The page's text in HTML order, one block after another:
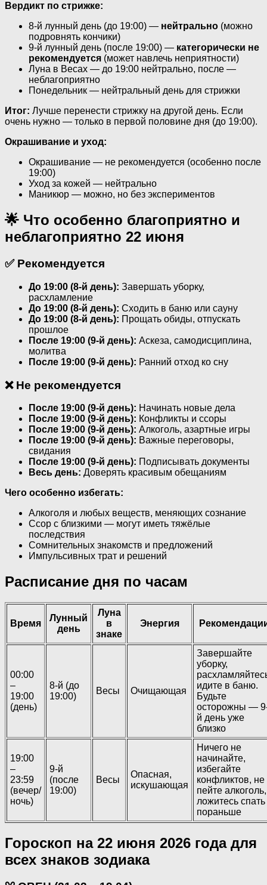
Вердикт по стрижке:
8-й лунный день (до 19:00) — нейтрально (можно
подровнять кончики)
9-й лунный день (после 19:00) — категорически не
рекомендуется (может навлечь неприятности)
Луна в Весах — до 19:00 нейтрально, после —
неблагоприятно
Понедельник — нейтральный день для стрижки
Итог: Лучше перенести стрижку на другой день. Если
очень нужно — только в первой половине дня (до 19:00).
Окрашивание и уход:
Окрашивание — не рекомендуется (особенно после
19:00)
Уход за кожей — нейтрально
Маникюр — можно, но без экспериментов
🌟 Что особенно благоприятно и
неблагоприятно 22 июня
✅ Рекомендуется
До 19:00 (8-й день): Завершать уборку,
расхламление
До 19:00 (8-й день): Сходить в баню или сауну
До 19:00 (8-й день): Прощать обиды, отпускать
прошлое
После 19:00 (9-й день): Аскеза, самодисциплина,
молитва
После 19:00 (9-й день): Ранний отход ко сну
❌ Не рекомендуется
После 19:00 (9-й день): Начинать новые дела
После 19:00 (9-й день): Конфликты и ссоры
После 19:00 (9-й день): Алкоголь, азартные игры
После 19:00 (9-й день): Важные переговоры,
свидания
После 19:00 (9-й день): Подписывать документы
Весь день: Доверять красивым обещаниям
Чего особенно избегать:
Алкоголя и любых веществ, меняющих сознание
Ссор с близкими — могут иметь тяжёлые
последствия
Сомнительных знакомств и предложений
Импульсивных трат и решений
Расписание дня по часам
Время
Лунный
день
Луна
в
знаке
Энергия
00:00
–
19:00
(день)
8-й (до
19:00)
Весы Очищающая
Завершайте
уборку,
идите в баню.
Будьте
осторожны —
й день уже
близко
19:00
–
23:59
(вечер/
ночь)
9-й
(после
19:00)
Весы
Опасная,
искушающая
Ничего не
начинайте,
избегайте
конфликтов, не
пейте алкоголь,
ложитесь спать
пораньше
Гороскоп на 22 июня 2026 года для
всех знаков зодиака